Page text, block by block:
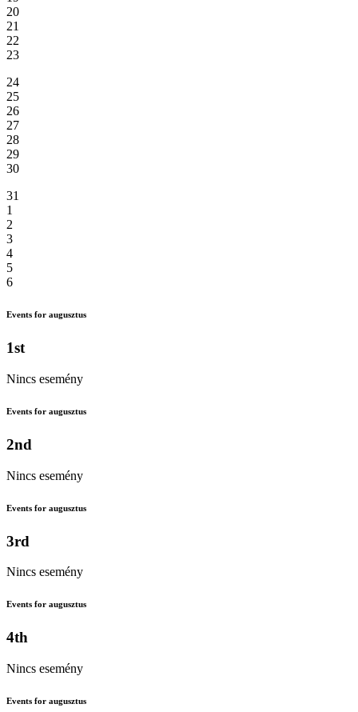
20
21
22
23
24
25
26
27
28
29
30
31
1
2
3
4
5
6
Events for augusztus
1st
Nincs esemény
Events for augusztus
2nd
Nincs esemény
Events for augusztus
3rd
Nincs esemény
Events for augusztus
4th
Nincs esemény
Events for augusztus